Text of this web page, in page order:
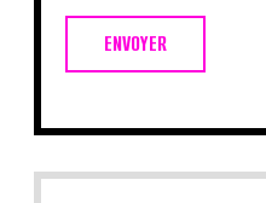
ENVOYER